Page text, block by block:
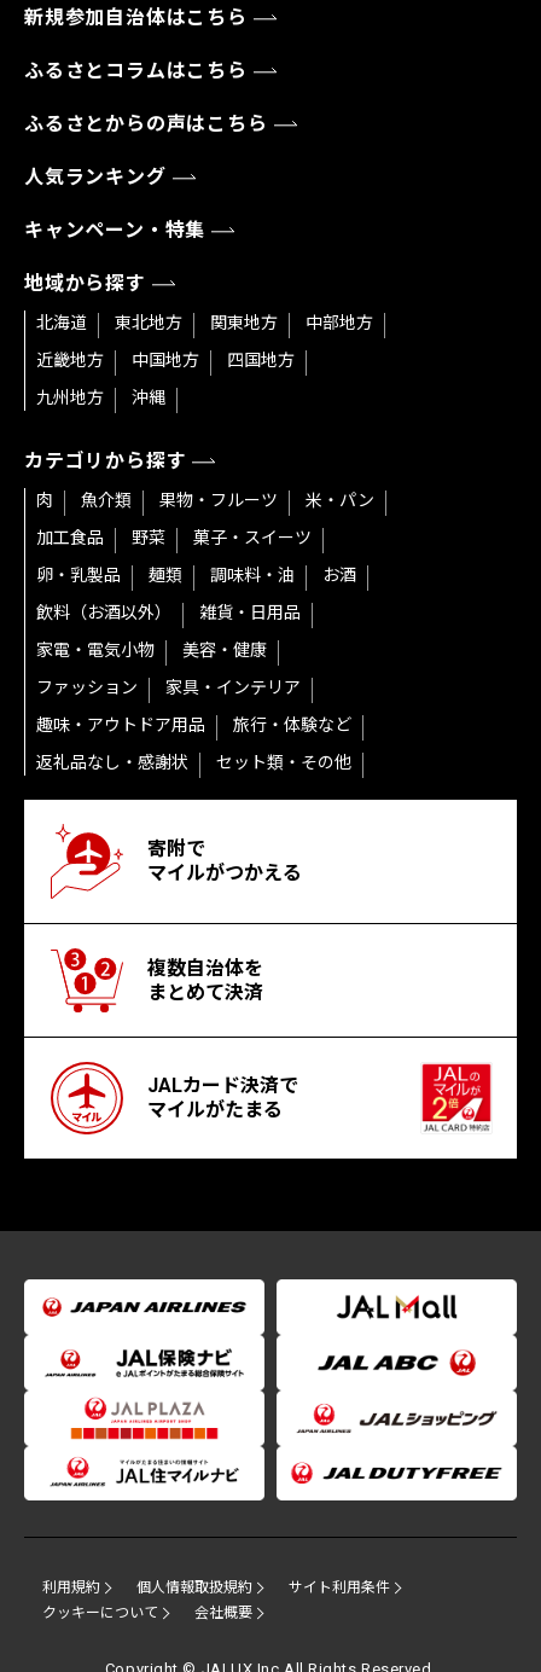
新規参加自治体はこちら
ふるさとコラムはこちら
ふるさとからの声はこちら
人気ランキング
キャンペーン・特集
地域から探す
北海道 東北地方 関東地方
中部地方
近畿地方
中国地方
四国地方
九州地方
沖縄
カテゴリから探す
肉 魚介類 果物・フルーツ
米・パン
加工食品
野菜
菓子・スイーツ
卵・乳製品
麺類 調味料・油
お酒
飲料（お酒以外）
雑貨・日用品
家電・電気小物
美容・健康
ファッション
家具・インテリア
趣味・アウトドア用品
旅行・体験など
返礼品なし・感謝状
セット類・その他
寄附で
マイルがつかえる
複数自治体を
まとめて決済
JALカード決済で
マイルがたまる
利用規約 個人情報取扱規約
サイト利用条件
クッキーについて
会社概要